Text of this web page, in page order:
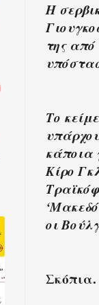
Η
της
Το
κάποια
Κίρο
οι
Σκόπια.